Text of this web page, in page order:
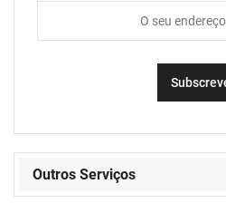
Outros Serviços